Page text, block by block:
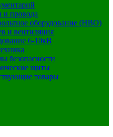
и провода
оборудование (НВО)
и вентиляция
6-10кВ
безопасности
щиты
товары